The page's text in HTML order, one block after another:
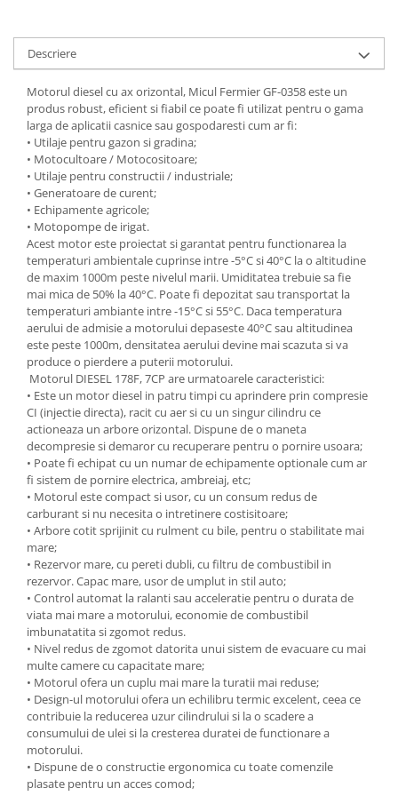
Incubatoare, oparitoare si
deplumatoare
Echipamente pentru animale
Aparate de tuns animale
Piese si accesorii aparate de tuns
animale
Tarcuri animale
Semanatori
Masini batut stalpi si accesorii
Roabe & accesorii
Casute gradina si cutii depozitare
Mobilier gradina
Corturi, Prelate si plase de
umbrire
Lopeti zapada
Zdrobitoare si teascuri
Teascuri
Zdrobitoare electrice
Zdrobitoare electrice & manuale
Zdrobitoare manuale
Masini de cusut si accesorii
Articole antidaunatori gradina
Sere si solarii
Suflante si aspiratoare exterior
Unelte altoit
Unelte manuale de gradina -
Stropitori
Folie si plase pt plante
Masini de maturat manuale
Masini batut stalpi
Descriere
Motorul diesel cu ax orizontal, Micul Fermier GF-0358 este un
produs robust, eficient si fiabil ce poate fi utilizat pentru o gama
larga de aplicatii casnice sau gospodaresti cum ar fi:
• Utilaje pentru gazon si gradina;
• Motocultoare / Motocositoare;
• Utilaje pentru constructii / industriale;
• Generatoare de curent;
• Echipamente agricole;
• Motopompe de irigat.
Acest motor este proiectat si garantat pentru functionarea la
temperaturi ambientale cuprinse intre -5°C si 40°C la o altitudine
de maxim 1000m peste nivelul marii. Umiditatea trebuie sa fie
mai mica de 50% la 40°C. Poate fi depozitat sau transportat la
temperaturi ambiante intre -15°C si 55°C. Daca temperatura
aerului de admisie a motorului depaseste 40°C sau altitudinea
este peste 1000m, densitatea aerului devine mai scazuta si va
produce o pierdere a puterii motorului.
Motorul DIESEL 178F, 7CP are urmatoarele caracteristici:
• Este un motor diesel in patru timpi cu aprindere prin compresie
CI (injectie directa), racit cu aer si cu un singur cilindru ce
actioneaza un arbore orizontal. Dispune de o maneta
decompresie si demaror cu recuperare pentru o pornire usoara;
• Poate fi echipat cu un numar de echipamente optionale cum ar
fi sistem de pornire electrica, ambreiaj, etc;
• Motorul este compact si usor, cu un consum redus de
carburant si nu necesita o intretinere costisitoare;
• Arbore cotit sprijinit cu rulment cu bile, pentru o stabilitate mai
mare;
• Rezervor mare, cu pereti dubli, cu filtru de combustibil in
rezervor. Capac mare, usor de umplut in stil auto;
• Control automat la ralanti sau acceleratie pentru o durata de
viata mai mare a motorului, economie de combustibil
imbunatatita si zgomot redus.
• Nivel redus de zgomot datorita unui sistem de evacuare cu mai
multe camere cu capacitate mare;
• Motorul ofera un cuplu mai mare la turatii mai reduse;
• Design-ul motorului ofera un echilibru termic excelent, ceea ce
contribuie la reducerea uzur cilindrului si la o scadere a
consumului de ulei si la cresterea duratei de functionare a
motorului.
• Dispune de o constructie ergonomica cu toate comenzile
plasate pentru un acces comod;